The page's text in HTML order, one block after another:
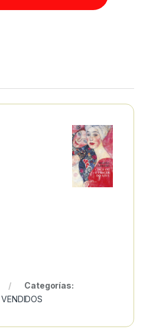
Categorías: